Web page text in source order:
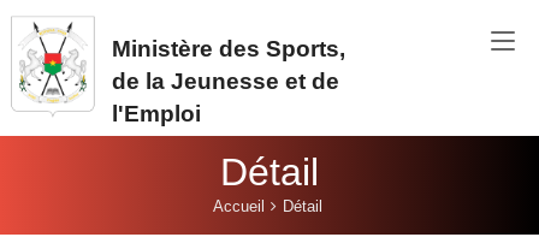
Aller au contenu principal
Ministère des Sports,
de la Jeunesse et de
l'Emploi
Détail
Accueil Détail